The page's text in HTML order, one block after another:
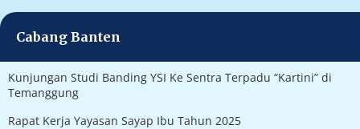
Cabang Banten
Kunjungan Studi Banding YSI Ke Sentra Terpadu “Kartini” di
Temanggung
Rapat Kerja Yayasan Sayap Ibu Tahun 2025